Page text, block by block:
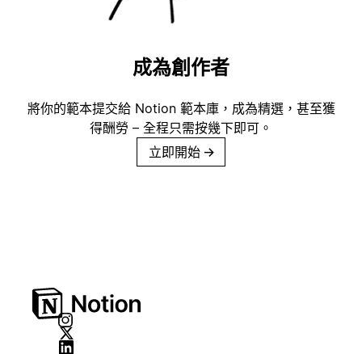
成為創作者
將你的範本提交給 Notion 範本庫，成為精選，甚至獲
得酬勞 – 全程只需按幾下即可。
立即開始 →